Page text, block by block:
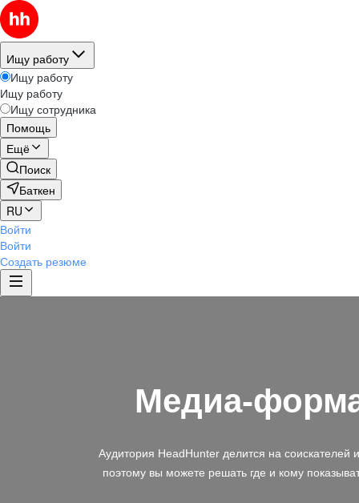
Ищу работу
Ищу работу
Ищу работу
Ищу сотрудника
Помощь
Ещё
Поиск
Баткен
RU
Войти
Войти
Создать резюме
Медиа-
Аудитория HeadHunter делится на соискателей
поэтому вы можете решать где и кому